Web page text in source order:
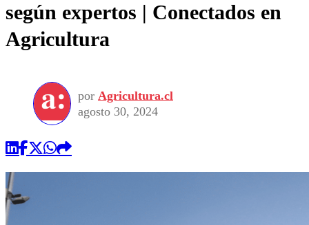
según expertos | Conectados en
Agricultura
por Agricultura.cl
agosto 30, 2024